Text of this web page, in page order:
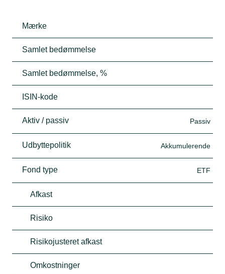
Mærke
Samlet bedømmelse
Samlet bedømmelse, %
ISIN-kode
Aktiv / passiv Passiv
Udbyttepolitik Akkumulerende
Fond type ETF
Afkast
Risiko
Risikojusteret afkast
Omkostninger